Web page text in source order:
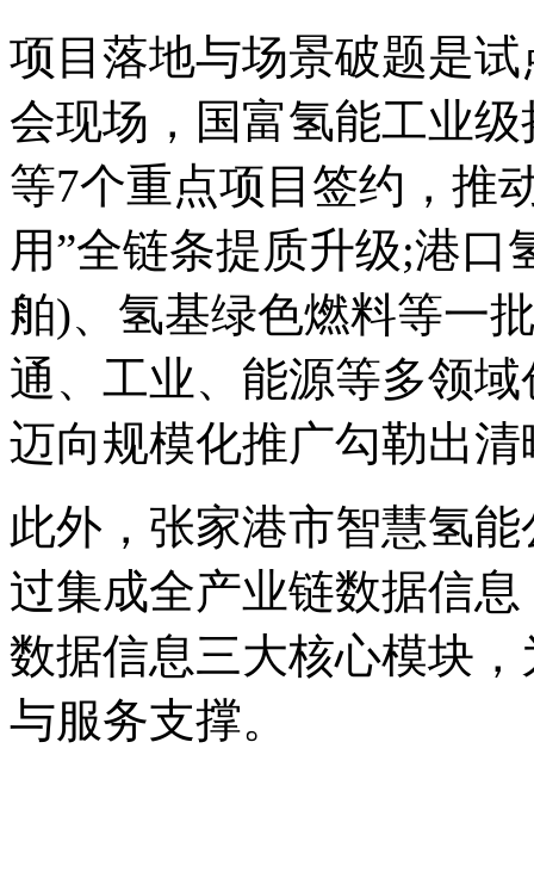
项目落地与场景破题是
会现场，国富氢能工业
等7个重点项目签约，推
用”全链条提质升级;港
舶)、氢基绿色燃料等一
通、工业、能源等多领
迈向规模化推广勾勒出
此外，张家港市智慧氢
过集成全产业链数据信
数据信息三大核心模块
与服务支撑。